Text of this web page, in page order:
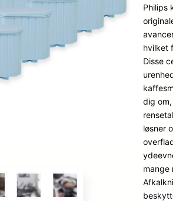
Philips
hvilket
Disse
dig
løsner
mange